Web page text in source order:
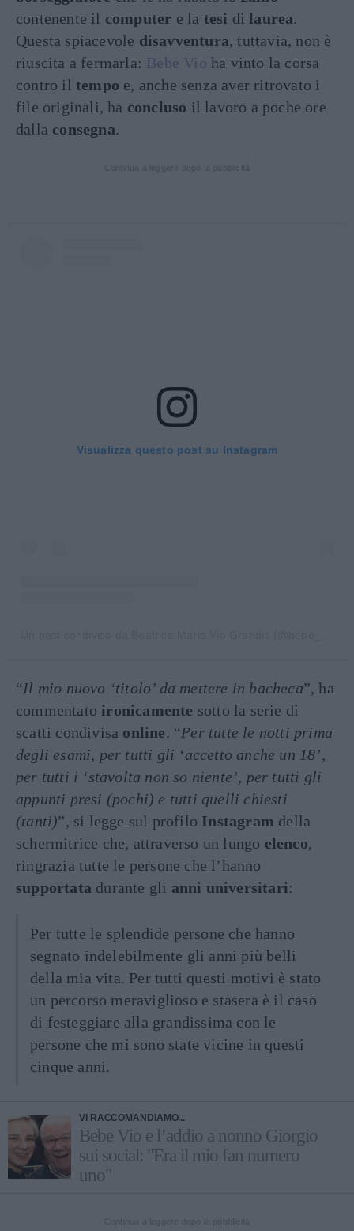
contenente il computer e la tesi di laurea.
Questa spiacevole disavventura, tuttavia, non è
riuscita a fermarla: Bebe Vio ha vinto la corsa
contro il tempo e, anche senza aver ritrovato i
file originali, ha concluso il lavoro a poche ore
dalla consegna.
Visualizza questo post su Instagram
“Il mio nuovo ‘titolo’ da mettere in bacheca”, ha
commentato ironicamente sotto la serie di
scatti condivisa online. “Per tutte le notti prima
degli esami, per tutti gli ‘accetto anche un 18’,
per tutti i ‘stavolta non so niente’, per tutti gli
appunti presi (pochi) e tutti quelli chiesti
(tanti)”, si legge sul profilo Instagram della
schermitrice che, attraverso un lungo elenco,
ringrazia tutte le persone che l’hanno
supportata durante gli anni universitari:
Per tutte le splendide persone che hanno
segnato indelebilmente gli anni più belli
della mia vita. Per tutti questi motivi è stato
un percorso meraviglioso e stasera è il caso
di festeggiare alla grandissima con le
persone che mi sono state vicine in questi
cinque anni.
VI RACCOMANDIAMO...
Bebe Vio e l’addio a nonno Giorgio
sui social: "Era il mio fan numero
uno"